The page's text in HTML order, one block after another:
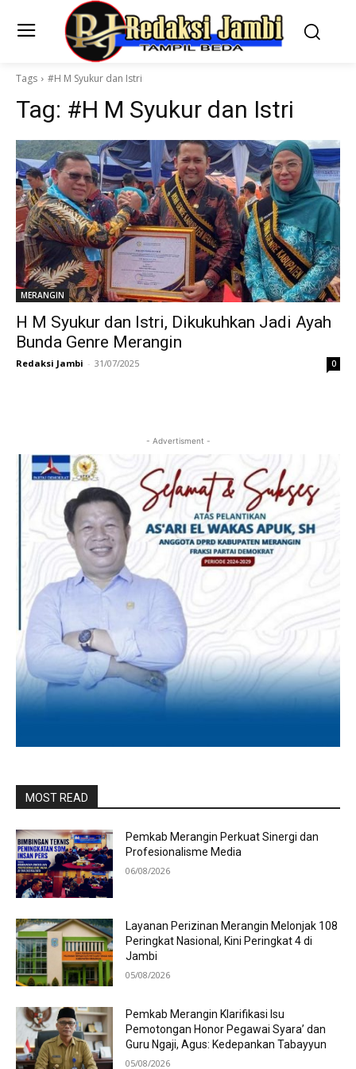
Tags #H M Syukur dan Istri
Tag: #H M Syukur dan Istri
MERANGIN
H M Syukur dan Istri, Dikukuhkan Jadi Ayah
Bunda Genre Merangin
Redaksi Jambi - 31/07/2025 0
- Advertisment -
MOST READ
Pemkab Merangin Perkuat Sinergi dan
Profesionalisme Media
06/08/2026
Layanan Perizinan Merangin Melonjak 108
Peringkat Nasional, Kini Peringkat 4 di
Jambi
05/08/2026
Pemkab Merangin Klarifikasi Isu
Pemotongan Honor Pegawai Syara’ dan
Guru Ngaji, Agus: Kedepankan Tabayyun
05/08/2026